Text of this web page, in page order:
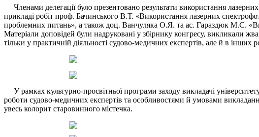
Членами делегації було презентовано результати використання
прикладі робіт проф. Бачинського В.Т. «Використання лазерних
проблемних питань», а також доц. Ванчуляка О.Я. та ас. Гараздюк М.С.
Матеріали доповідей були надруковані у збірнику конгресу, викликали
тільки у практичній діяльності судово-медичних експертів, але й в інших
У рамках культурно-просвітньої програми заходу викладачі
роботи судово-медичних експертів та особливостями й умовами
увесь колорит старовинного містечка.